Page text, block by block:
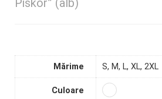
Piskor” (alb)
Mărime S, M, L, XL, 2XL
Culoare